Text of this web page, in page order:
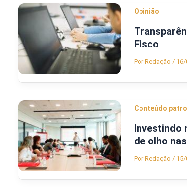
Opinião
Fisco
PorRedação / 16/
Conteúdo
Investindo
de olho
PorRedação / 15/